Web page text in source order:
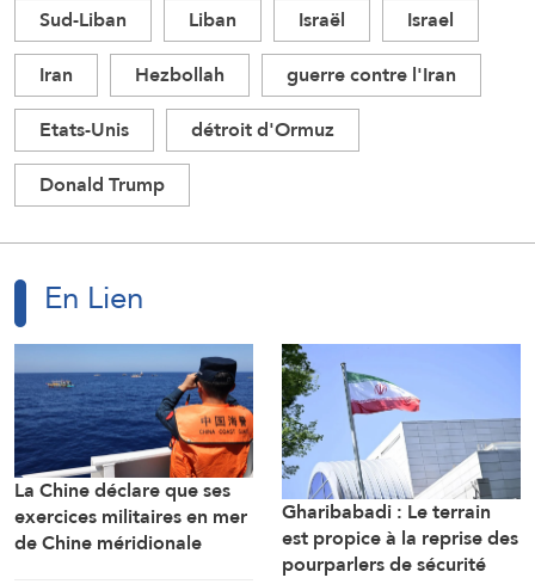
Sud-Liban Liban Israël
Israel
Iran
Hezbollah
guerre contre l'Iran
Etats-Unis
détroit d'Ormuz
Donald Trump
En Lien
La Chine déclare que ses
exercices militaires en mer
de Chine méridionale
Gharibabadi : Le terrain
est propice à la reprise des
pourparlers de sécurité